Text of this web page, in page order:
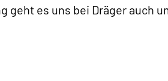
es uns bei Dräger auch